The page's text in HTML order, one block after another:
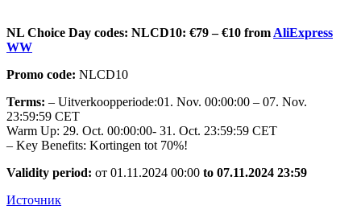
NL Choice Day codes: NLCD10: €79 – €10 from AliExpress
WW
Promo code: NLCD10
Terms: – Uitverkoopperiode:01. Nov. 00:00:00 – 07. Nov.
23:59:59 CET
Warm Up: 29. Oct. 00:00:00- 31. Oct. 23:59:59 CET
– Key Benefits: Kortingen tot 70%!
Validity period: от 01.11.2024 00:00 to 07.11.2024 23:59
Источник